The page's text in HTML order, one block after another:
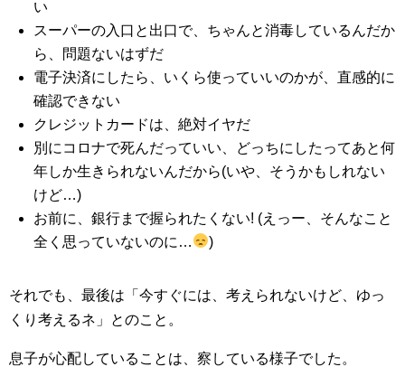
い
スーパーの入口と出口で、ちゃんと消毒しているんだか
ら、問題ないはずだ
電子決済にしたら、いくら使っていいのかが、直感的に
確認できない
クレジットカードは、絶対イヤだ
別にコロナで死んだっていい、どっちにしたってあと何
年しか生きられないんだから(いや、そうかもしれない
けど…)
お前に、銀行まで握られたくない! (えっー、そんなこと
全く思っていないのに…
)
それでも、最後は「今すぐには、考えられないけど、ゆっ
くり考えるネ」とのこと。
息子が心配していることは、察している様子でした。